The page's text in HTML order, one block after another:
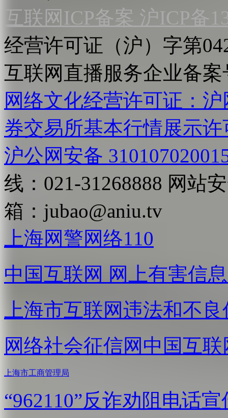
互联网ICP备案 沪ICP备
经营许可证（沪）字第
互联网直播服务企业备案
网络文化经营许可证：
券交易所基本行情展示许
沪公网安备
线：021-31268888 网站
箱： jubao@aniu.tv
上海网警网络110
中国互联网 网上有害信
上海市互联网违法和不
网络社会征信网 中国互
上海市工商管理局
“962110”反诈劝阻电话宣